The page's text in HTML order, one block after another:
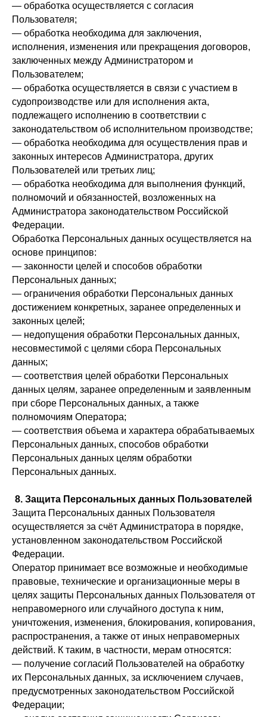
— обработка осуществляется с согласия
Пользователя;
— обработка необходима для заключения,
исполнения, изменения или прекращения договоров,
заключенных между Администратором и
Пользователем;
— обработка осуществляется в связи с участием в
судопроизводстве или для исполнения акта,
подлежащего исполнению в соответствии с
законодательством об исполнительном производстве;
— обработка необходима для осуществления прав и
законных интересов Администратора, других
Пользователей или третьих лиц;
— обработка необходима для выполнения функций,
полномочий и обязанностей, возложенных на
Администратора законодательством Российской
Федерации.
Обработка Персональных данных осуществляется на
основе принципов:
— законности целей и способов обработки
Персональных данных;
— ограничения обработки Персональных данных
достижением конкретных, заранее определенных и
законных целей;
— недопущения обработки Персональных данных,
несовместимой с целями сбора Персональных
данных;
— соответствия целей обработки Персональных
данных целям, заранее определенным и заявленным
при сборе Персональных данных, а также
полномочиям Оператора;
— соответствия объема и характера обрабатываемых
Персональных данных, способов обработки
Персональных данных целям обработки
Персональных данных.
8. Защита Персональных данных Пользователей
Защита Персональных данных Пользователя
осуществляется за счёт Администратора в порядке,
установленном законодательством Российской
Федерации.
Оператор принимает все возможные и необходимые
правовые, технические и организационные меры в
целях защиты Персональных данных Пользователя от
неправомерного или случайного доступа к ним,
уничтожения, изменения, блокирования, копирования,
распространения, а также от иных неправомерных
действий. К таким, в частности, мерам относятся:
— получение согласий Пользователей на обработку
их Персональных данных, за исключением случаев,
предусмотренных законодательством Российской
Федерации;